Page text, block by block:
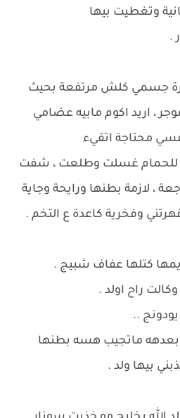
وتغطيت بيها
.
جسمي كلش مرتفعة بحيث
، اريد اكوم مابيه عضامي
محتاجة اتقيء
للحمام غسلت وطلعت ، شفت
، لازمة بطنها ورايحة وجاية
وفخرية كاعدة ع التخم .
كتلها عفاف شبيج .
راح اولد .
..
بعدهه ماتجيب هسه بطنها
بيها ولد .